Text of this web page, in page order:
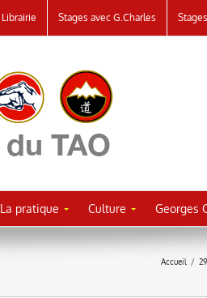
Librairie Stages avec G.Charles
La pratique Culture Georges
Accueil /